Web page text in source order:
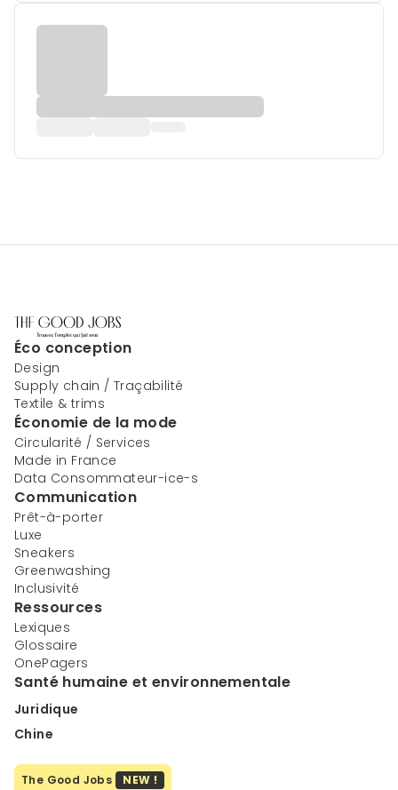
Éco conception
Design
Supply chain / Traçabilité
Textile & trims
Économie de la mode
Circularité / Services
Made in France
Data Consommateur-ice-s
Communication
Prêt-à-porter
Luxe
Sneakers
Greenwashing
Inclusivité
Ressources
Lexiques
Glossaire
OnePagers
Santé humaine et environnementale
Juridique
Chine
The Good Jobs NEW !